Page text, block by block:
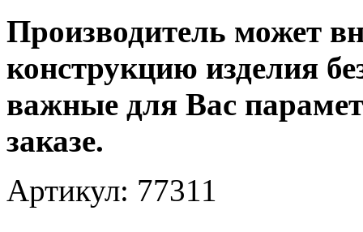
Производитель может
конструкцию изделия
важные для Вас
заказе.
Артикул: 77311